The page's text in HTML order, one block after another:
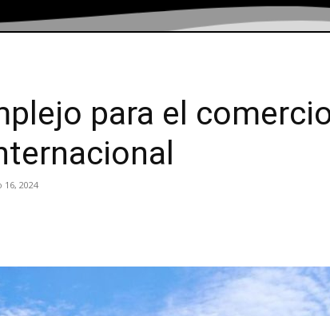
para el
16, 2024